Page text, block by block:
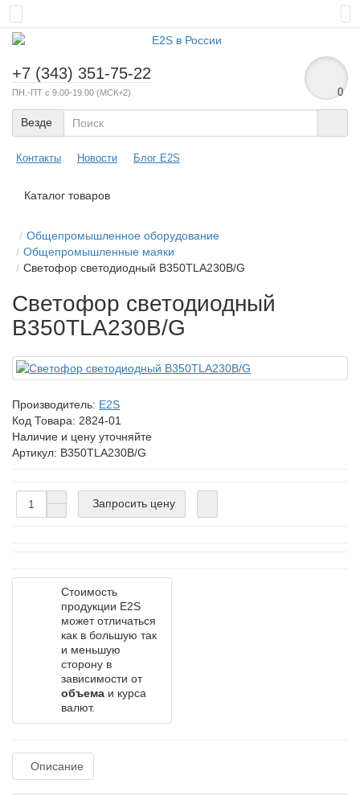
+7 (343) 351-75-22
ПН.-ПТ с 9.00-19.00 (МСК+2) 0
Везде
Контакты Новости Блог E2S
Каталог товаров
Общепромышленное оборудование
Общепромышленные маяки
Светофор светодиодный B350TLA230B/G
Светофор светодиодный
B350TLA230B/G
Производитель: E2S
Код Товара: 2824-01
Наличие и цену уточняйте
Артикул: B350TLA230B/G
Запросить цену
Стоимость
продукции E2S
может отличаться
как в большую так
и меньшую
сторону в
зависимости от
объема и курса
валют.
Описание